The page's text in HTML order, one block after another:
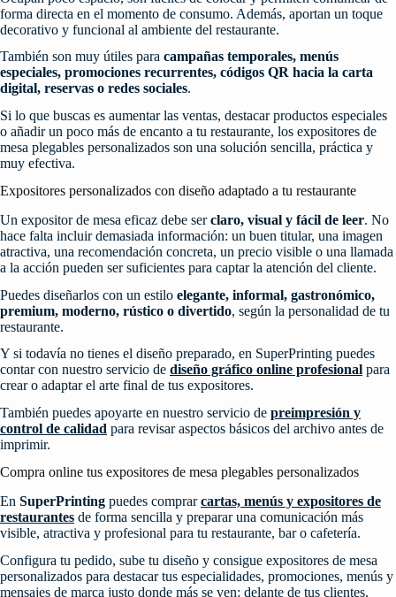
forma directa en el momento de consumo. Además, aportan un toque
decorativo y funcional al ambiente del restaurante.
También son muy útiles para campañas temporales, menús
especiales, promociones recurrentes, códigos QR hacia la carta
digital, reservas o redes sociales.
Si lo que buscas es aumentar las ventas, destacar productos especiales
o añadir un poco más de encanto a tu restaurante, los expositores de
mesa plegables personalizados son una solución sencilla, práctica y
muy efectiva.
Expositores personalizados con diseño adaptado a tu restaurante
Un expositor de mesa eficaz debe serclaro, visual y fácil de leer. No
hace falta incluir demasiada información: un buen titular, una imagen
atractiva, una recomendación concreta, un precio visible o una llamada
a la acción pueden ser suficientes para captar la atención del cliente.
Puedes diseñarlos con un estilo elegante, informal, gastronómico,
premium, moderno, rústico o divertido, según la personalidad de tu
restaurante.
Y si todavía no tienes el diseño preparado, en SuperPrinting puedes
contar con nuestro servicio de diseño gráfico online profesional para
crear o adaptar el arte final de tus expositores.
También puedes apoyarte en nuestro servicio de preimpresión y
control de calidad para revisar aspectos básicos del archivo antes de
imprimir.
Compra online tus expositores de mesa plegables personalizados
En SuperPrinting puedes comprarcartas, menús y expositores de
restaurantes de forma sencilla y preparar una comunicación más
visible, atractiva y profesional para tu restaurante, bar o cafetería.
Configura tu pedido, sube tu diseño y consigue expositores de mesa
personalizados para destacar tus especialidades, promociones, menús y
mensajes de marca justo donde más se ven: delante de tus clientes.